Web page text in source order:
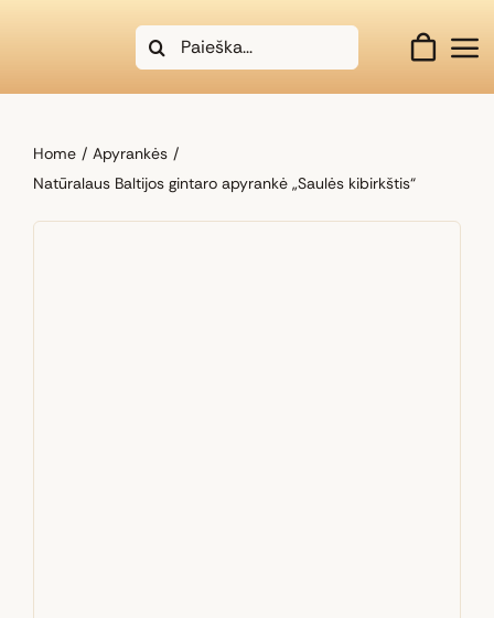
Search
for:
Home
Apyrankės
Natūralaus Baltijos gintaro apyrankė „Saulės kibirkštis“